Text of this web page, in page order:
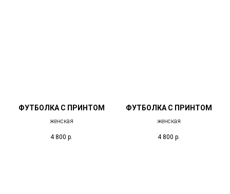
ФУТБОЛКА С ПРИНТОМ
женская
4 800 р.
ФУТБОЛКА С ПРИНТОМ
женская
4 800 р.